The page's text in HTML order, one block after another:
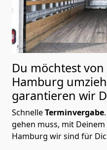
Du möchtest
Hamburg
garantieren wir
SchnelleTerminvergabe.
gehen muss, mit
Hamburg wir sind für